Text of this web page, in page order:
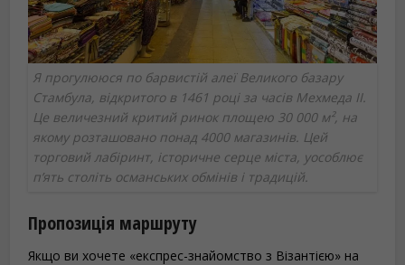
Я прогулююся по барвистій алеї Великого базару
Стамбула, відкритого в 1461 році за часів Мехмеда II.
Це величезний критий ринок площею 30 000 м², на
якому розташовано понад 4000 магазинів. Цей
торговий лабіринт, історичне серце міста, уособлює
п’ять століть османських обмінів і традицій.
Пропозиція маршруту
Якщо ви хочете «експрес-знайомство з Візантією» на